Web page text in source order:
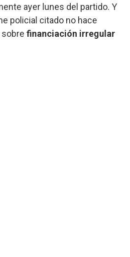
ayer lunes del partido. Y
policial citado no hace
financiación irregular